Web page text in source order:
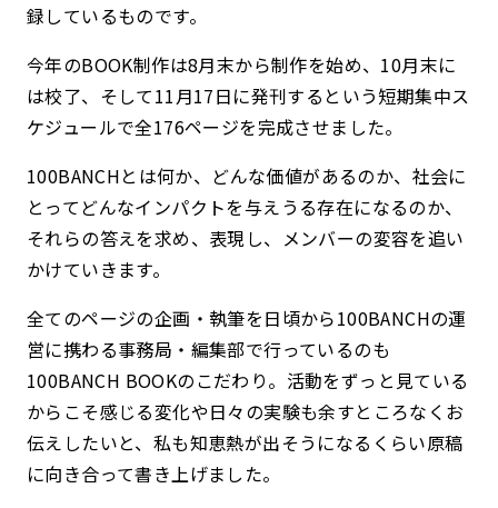
録しているものです。
今年のBOOK制作は8月末から制作を始め、10月末に
は校了、そして11月17日に発刊するという短期集中ス
ケジュールで全176ページを完成させました。
100BANCHとは何か、どんな価値があるのか、社会に
とってどんなインパクトを与えうる存在になるのか、
それらの答えを求め、表現し、メンバーの変容を追い
かけていきます。
全てのページの企画・執筆を日頃から100BANCHの運
営に携わる事務局・編集部で行っているのも
100BANCH BOOKのこだわり。活動をずっと見ている
からこそ感じる変化や日々の実験も余すところなくお
伝えしたいと、私も知恵熱が出そうになるくらい原稿
に向き合って書き上げました。